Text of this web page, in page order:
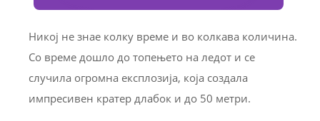
Никој не знае колку време и во колкава количина.
Со време дошло до топењето на ледот и се
случила огромна експлозија, која создала
импресивен кратер длабок и до 50 метри.